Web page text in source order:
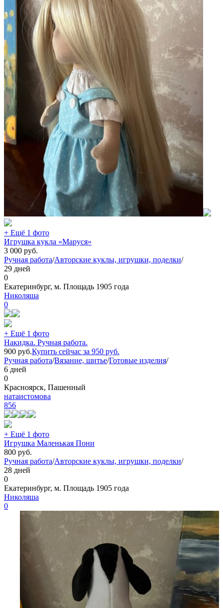
+ Ещё 1 фото
Игрушка кукла «Маруся»
3 000 руб.
Ручная работа/Авторские куклы, игрушки, поделки/
29 дней
0
Екатеринбург, м. Площадь 1905 года
Николяша
0
+ Ещё 1 фото
Накидка. Ручная работа.
900 руб.Купить сейчас за 950 руб.
Ручная работа/Вязание, шитье/Готовые изделия/
6 дней
0
Красноярск, Пашенный
натаистомова
856
+ Ещё 1 фото
Игрушка Маленькая Пони
800 руб.
Ручная работа/Авторские куклы, игрушки, поделки/
28 дней
0
Екатеринбург, м. Площадь 1905 года
Николяша
0